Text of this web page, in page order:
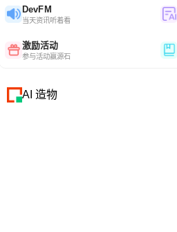
DevFM
当天资讯听着看
激励活动
参与活动赢源石
AI 造物